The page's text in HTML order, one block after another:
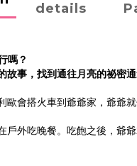
details
嗎？
故事，找到通往月亮的祕密通
歐會搭火車到爺爺家，爺爺
戶外吃晚餐。吃飽之後，爺